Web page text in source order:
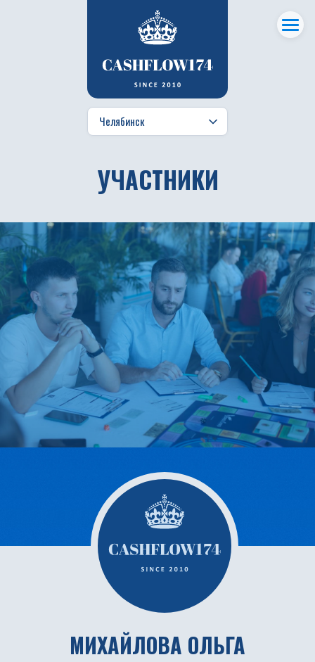
УЧАСТНИКИ
МИХАЙЛОВА ОЛЬГА